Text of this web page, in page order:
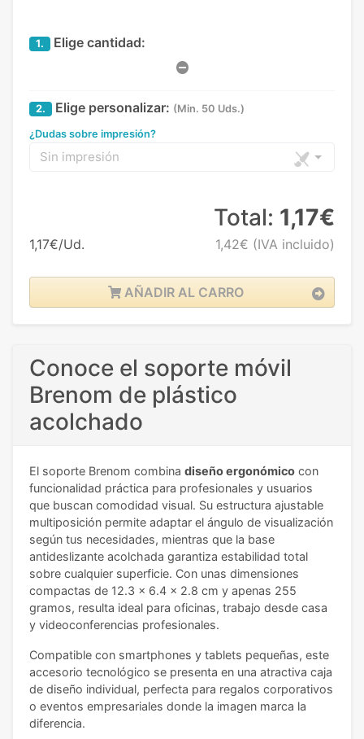
1. Elige cantidad:
2. Elige personalizar: (Min. 50 Uds.)
¿Dudas sobre impresión?
Sin impresión
1,17€/Ud.
Total: 1,17€
1,42€ (IVA incluido)
AÑADIR AL CARRO
Conoce el soporte móvil
Brenom de plástico
acolchado
El soporte Brenom combina diseño ergonómico con
funcionalidad práctica para profesionales y usuarios
que buscan comodidad visual. Su estructura ajustable
multiposición permite adaptar el ángulo de visualización
según tus necesidades, mientras que la base
antideslizante acolchada garantiza estabilidad total
sobre cualquier superficie. Con unas dimensiones
compactas de 12.3 x 6.4 x 2.8 cm y apenas 255
gramos, resulta ideal para oficinas, trabajo desde casa
y videoconferencias profesionales.
Compatible con smartphones y tablets pequeñas, este
accesorio tecnológico se presenta en una atractiva caja
de diseño individual, perfecta para regalos corporativos
o eventos empresariales donde la imagen marca la
diferencia.